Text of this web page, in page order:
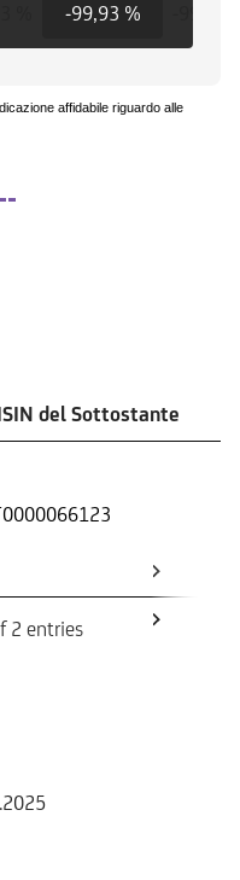
-99,93 %
affidabile riguardo alle
del Sottostante
2 entries